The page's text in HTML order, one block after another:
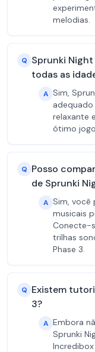
melodias.
Q Sprunki Night
todas as
A Sim,
relaxante
ótimo
Q Posso
de Sprunki
A Sim, você
musicais
Conecte-
trilhas
Phase 3.
Q Existem
3?
A Embora
Sprunki